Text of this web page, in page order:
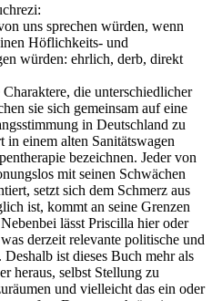
uns sprechen würden, wenn
Höflichkeits- und
würden: ehrlich, derb, direkt
die unterschiedlicher
sie sich gemeinsam auf eine
in Deutschland zu
in einem alten Sanitätswagen
bezeichnen. Jeder von
mit seinen Schwächen
setzt sich dem Schmerz aus
ist, kommt an seine Grenzen
lässt Priscilla hier oder
derzeit relevante politische und
ist dieses Buch mehr als
heraus, selbst Stellung zu
und vielleicht das ein oder